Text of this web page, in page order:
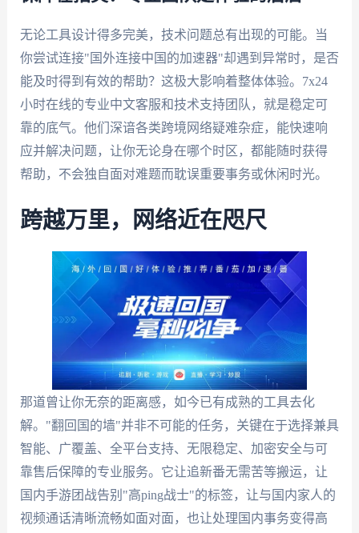
无论工具设计得多完美，技术问题总有出现的可能。当
你尝试连接"国外连接中国的加速器"却遇到异常时，是否
能及时得到有效的帮助？这极大影响着整体体验。7x24
小时在线的专业中文客服和技术支持团队，就是稳定可
靠的底气。他们深谙各类跨境网络疑难杂症，能快速响
应并解决问题，让你无论身在哪个时区，都能随时获得
帮助，不会独自面对难题而耽误重要事务或休闲时光。
跨越万里，网络近在咫尺
那道曾让你无奈的距离感，如今已有成熟的工具去化
解。"翻回国的墙"并非不可能的任务，关键在于选择兼具
智能、广覆盖、全平台支持、无限稳定、加密安全与可
靠售后保障的专业服务。它让追新番无需苦等搬运，让
国内手游团战告别"高ping战士"的标签，让与国内家人的
视频通话清晰流畅如面对面，也让处理国内事务变得高